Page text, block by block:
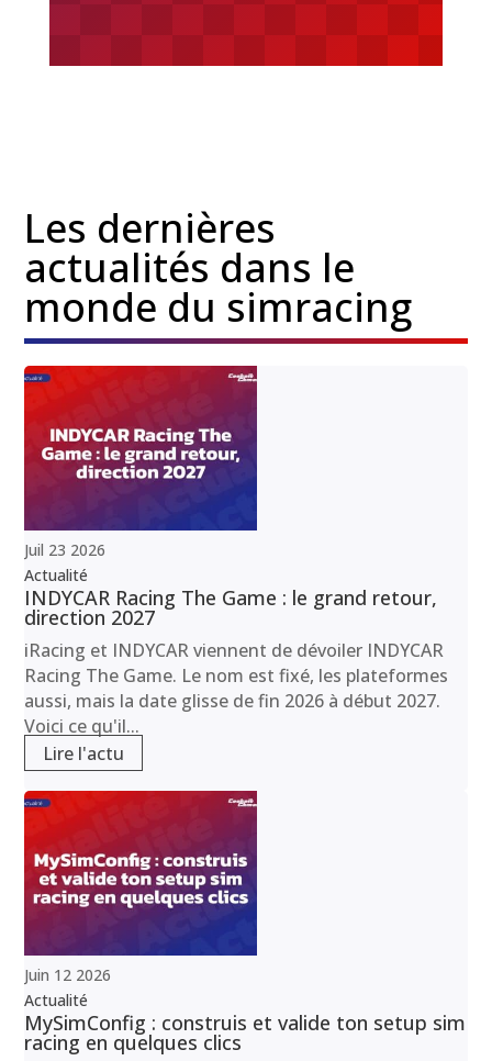
Les dernières
actualités dans le
monde du simracing
Juil 23 2026
Actualité
INDYCAR Racing The Game : le grand retour,
direction 2027
iRacing et INDYCAR viennent de dévoiler INDYCAR
Racing The Game. Le nom est fixé, les plateformes
aussi, mais la date glisse de fin 2026 à début 2027.
Voici ce qu'il...
Lire l'actu
Juin 12 2026
Actualité
MySimConfig : construis et valide ton setup sim
racing en quelques clics